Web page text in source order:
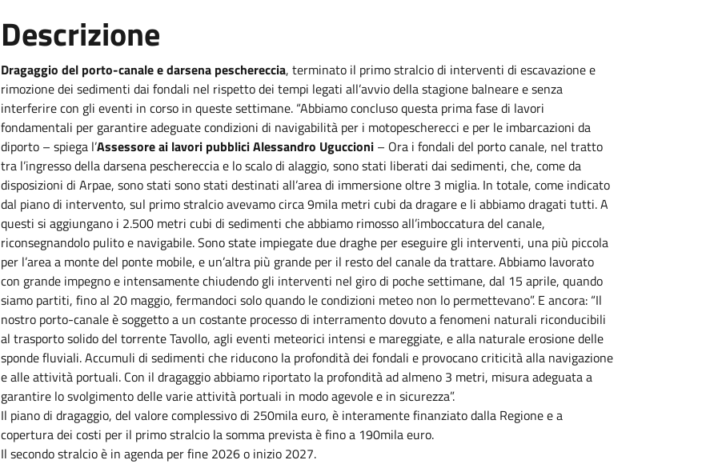
Descrizione
Dragaggio del porto-canale e darsena peschereccia, terminato il primo stralcio di interventi di escavazione e
rimozione dei sedimenti dai fondali nel rispetto dei tempi legati all’avvio della stagione balneare e senza
interferire con gli eventi in corso in queste settimane. “Abbiamo concluso questa prima fase di lavori
fondamentali per garantire adeguate condizioni di navigabilità per i motopescherecci e per le imbarcazioni da
diporto – spiega l’Assessore ai lavori pubblici Alessandro Uguccioni – Ora i fondali del porto canale, nel tratto
tra l’ingresso della darsena peschereccia e lo scalo di alaggio, sono stati liberati dai sedimenti, che, come da
disposizioni di Arpae, sono stati sono stati destinati all’area di immersione oltre 3 miglia. In totale, come indicato
dal piano di intervento, sul primo stralcio avevamo circa 9mila metri cubi da dragare e li abbiamo dragati tutti. A
questi si aggiungano i 2.500 metri cubi di sedimenti che abbiamo rimosso all’imboccatura del canale,
riconsegnandolo pulito e navigabile. Sono state impiegate due draghe per eseguire gli interventi, una più piccola
per l’area a monte del ponte mobile, e un’altra più grande per il resto del canale da trattare. Abbiamo lavorato
con grande impegno e intensamente chiudendo gli interventi nel giro di poche settimane, dal 15 aprile, quando
siamo partiti, fino al 20 maggio, fermandoci solo quando le condizioni meteo non lo permettevano”. E ancora: “Il
nostro porto-canale è soggetto a un costante processo di interramento dovuto a fenomeni naturali riconducibili
al trasporto solido del torrente Tavollo, agli eventi meteorici intensi e mareggiate, e alla naturale erosione delle
sponde fluviali. Accumuli di sedimenti che riducono la profondità dei fondali e provocano criticità alla navigazione
e alle attività portuali. Con il dragaggio abbiamo riportato la profondità ad almeno 3 metri, misura adeguata a
garantire lo svolgimento delle varie attività portuali in modo agevole e in sicurezza”.
Il piano di dragaggio, del valore complessivo di 250mila euro, è interamente finanziato dalla Regione e a
copertura dei costi per il primo stralcio la somma prevista è fino a 190mila euro.
Il secondo stralcio è in agenda per fine 2026 o inizio 2027.